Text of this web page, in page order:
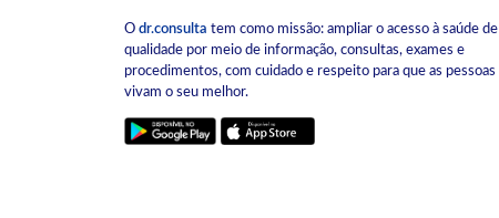
O dr.consulta tem como missão: ampliar o acesso à saúde de
qualidade por meio de informação, consultas, exames e
procedimentos, com cuidado e respeito para que as pessoas
vivam o seu melhor.